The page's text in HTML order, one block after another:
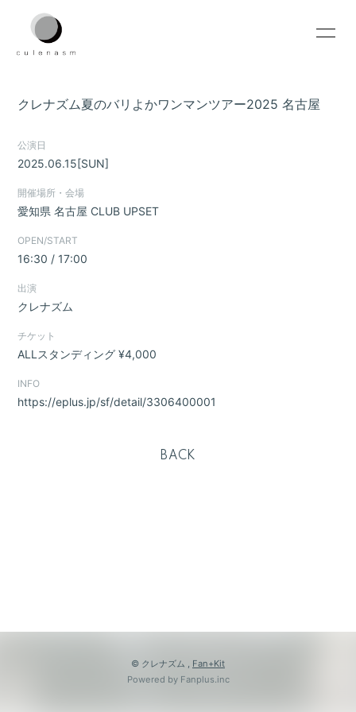
SCHEDULE PROFILE
VIDEO
CONTACT
無料会員登録
クレナズム夏のバリよかワンマンツアー2025 名古屋
公演日
2025.06.15[SUN]
開催場所・会場
愛知県名古屋 CLUB UPSET
OPEN/START
16:30 / 17:00
出演
クレナズム
チケット
ALLスタンディング ¥4,000
INFO
https://eplus.jp/sf/detail/3306400001
BACK
© クレナズム , Fan+Kit
Powered by Fanplus.inc